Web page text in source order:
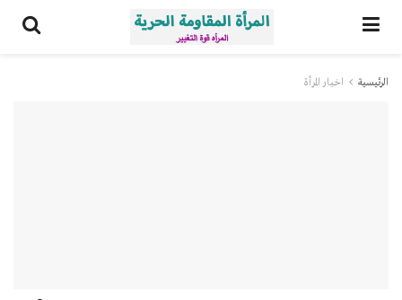
الرئيسية اخبار المرأة